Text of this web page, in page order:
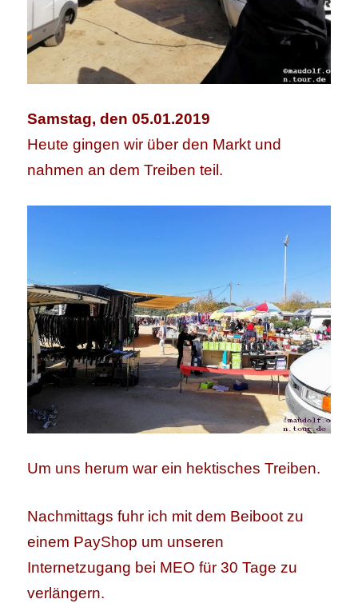
Samstag, den 05.01.2019
Heute gingen wir über den Markt und
nahmen an dem Treiben teil.
Um uns herum war ein hektisches Treiben.
Nachmittags fuhr ich mit dem Beiboot zu
einem PayShop um unseren
Internetzugang bei MEO für 30 Tage zu
verlängern.